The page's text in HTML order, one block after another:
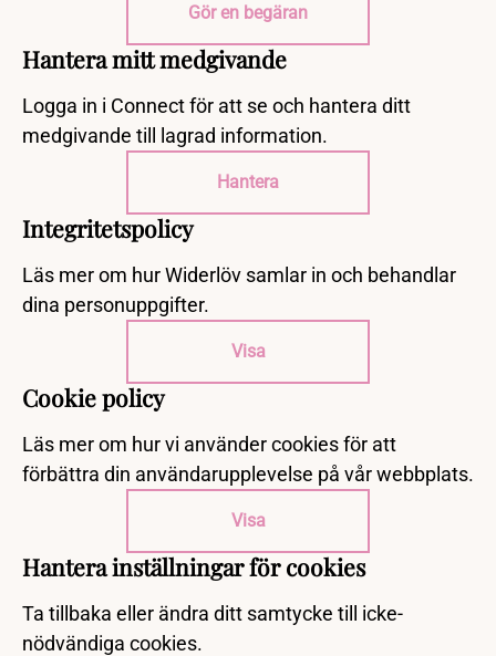
Gör en begäran
Hantera mitt medgivande
Logga in i Connect för att se och hantera ditt
medgivande till lagrad information.
Hantera
Integritetspolicy
Läs mer om hur Widerlöv samlar in och behandlar
dina personuppgifter.
Visa
Cookie policy
Läs mer om hur vi använder cookies för att
förbättra din användarupplevelse på vår webbplats.
Visa
Hantera inställningar för cookies
Ta tillbaka eller ändra ditt samtycke till icke-
nödvändiga cookies.